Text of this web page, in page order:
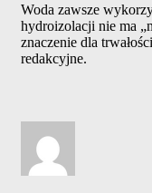
Woda zawsze
hydroizolacji nie ma
znaczenie dla
redakcyjne.